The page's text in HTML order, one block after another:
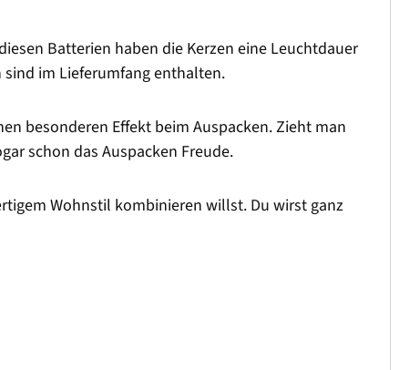
Batterien haben die Kerzen eine Leuchtdauer
sind im Lieferumfang enthalten.
besonderen Effekt beim Auspacken. Zieht man
schon das Auspacken Freude.
Wohnstil kombinieren willst. Du wirst ganz